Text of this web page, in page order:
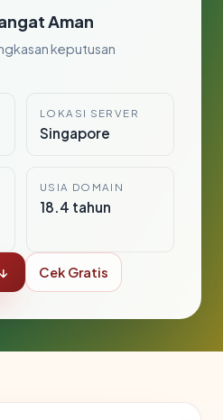
Aman
keputusan
LOKASI SERVER
Singapore
USIA DOMAIN
18.4 tahun
Cek Gratis